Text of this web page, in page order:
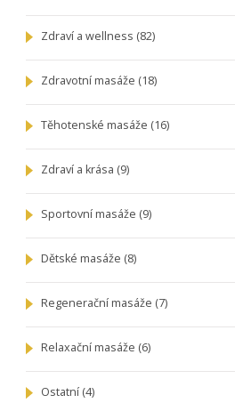
Zdraví a wellness (82)
Zdravotní masáže (18)
Těhotenské masáže (16)
Zdraví a krása (9)
Sportovní masáže (9)
Dětské masáže (8)
Regenerační masáže (7)
Relaxační masáže (6)
Ostatní (4)